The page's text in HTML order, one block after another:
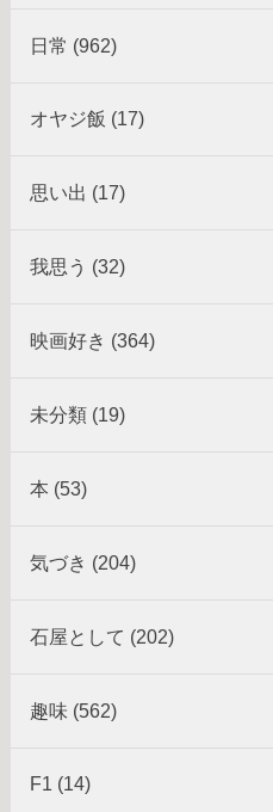
日常 (962)
オヤジ飯 (17)
思い出 (17)
我思う (32)
映画好き (364)
未分類 (19)
本 (53)
気づき (204)
石屋として (202)
趣味 (562)
F1 (14)